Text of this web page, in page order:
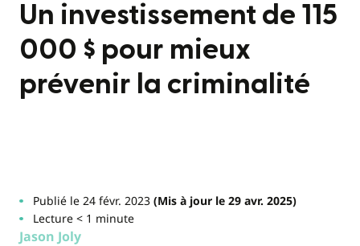
Un investissement de 115
000 $ pour mieux
prévenir la criminalité
Publié le 24 févr. 2023(Mis à jour le 29 avr. 2025)
Lecture < 1 minute
Jason Joly